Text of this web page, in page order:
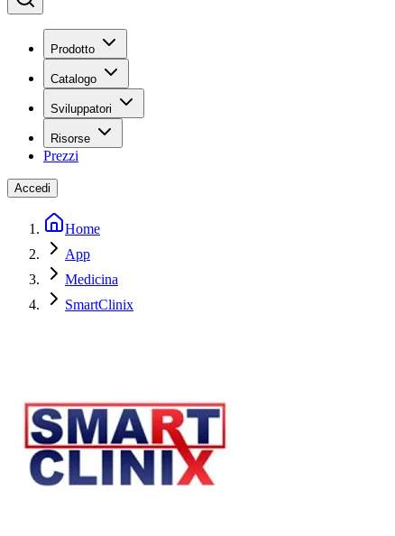
Prodotto
Catalogo
Sviluppatori
Risorse
Prezzi
Accedi
Home
App
Medicina
SmartClinix